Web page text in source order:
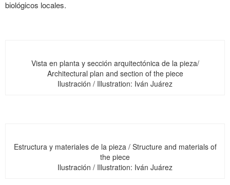
biológicos locales.
Vista en planta y sección arquitectónica de la pieza/
Architectural plan and section of the piece
Ilustración / Illustration: Iván Juárez
Estructura y materiales de la pieza / Structure and materials of
the piece
Ilustración / Illustration: Iván Juárez